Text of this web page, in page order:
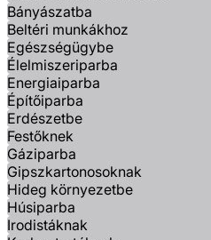
Bányászatba
Beltéri munkákhoz
Egészségügybe
Élelmiszeriparba
Energiaiparba
Építőiparba
Erdészetbe
Festőknek
Gáziparba
Gipszkartonosoknak
Hideg környezetbe
Húsiparba
Irodistáknak